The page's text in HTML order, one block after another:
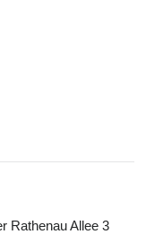
Rathenau Allee 3